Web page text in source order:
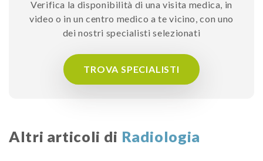
Verifica la disponibilità di una visita medica, in
video o in un centro medico a te vicino, con uno
dei nostri specialisti selezionati
TROVA SPECIALISTI
Altri articoli di Radiologia